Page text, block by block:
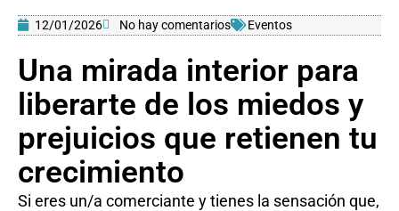
12/01/2026 No hay comentarios Eventos
Una mirada interior para
liberarte de los miedos y
prejuicios que retienen tu
crecimiento
Si eres un/a comerciante y tienes la sensación que,